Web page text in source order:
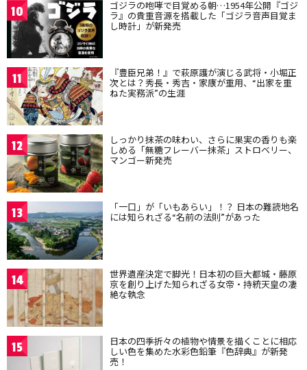
10 ゴジラの咆哮で目覚める朝…1954年公開『ゴジ
ラ』の貴重音源を搭載した「ゴジラ音声目覚ま
し時計」が新発売
11 『豊臣兄弟！』で萩原護が演じる武将・小堀正
次とは？秀長・秀吉・家康が重用、“出家を重
ねた実務派”の生涯
12 しっかり抹茶の味わい、さらに果実の香りも楽
しめる「無糖フレーバー抹茶」ストロベリー、
マンゴー新発売
13 「一口」が「いもあらい」！？ 日本の難読地名
には知られざる“名前の法則”があった
14 世界遺産決定で脚光！日本初の巨大都城・藤原
京を創り上げた知られざる女帝・持統天皇の凄
絶な執念
15 日本の四季折々の植物や情景を描くことに相応
しい色を集めた水彩色鉛筆『色辞典』が新発
売！